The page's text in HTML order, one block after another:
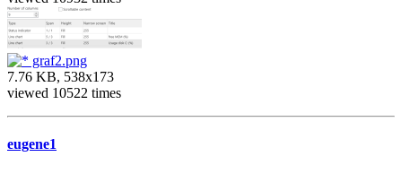
graf2.png
7.76 KB, 538x173
viewed 10522 times
eugene1